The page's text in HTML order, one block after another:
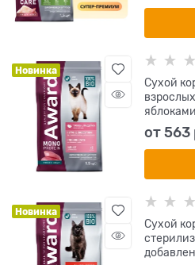
Новинка
Сухой
от563
Новинка
Сухой